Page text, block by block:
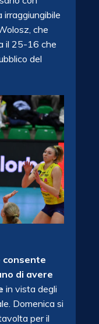
che
il 25-16 che
del
di avere
in vista degli
Domenica si
per il